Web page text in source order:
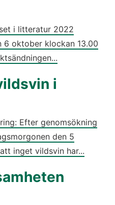
i litteratur 2022
6 oktober klockan 13.00
i
Efter genomsökning
den 5
inget vildsvin har...